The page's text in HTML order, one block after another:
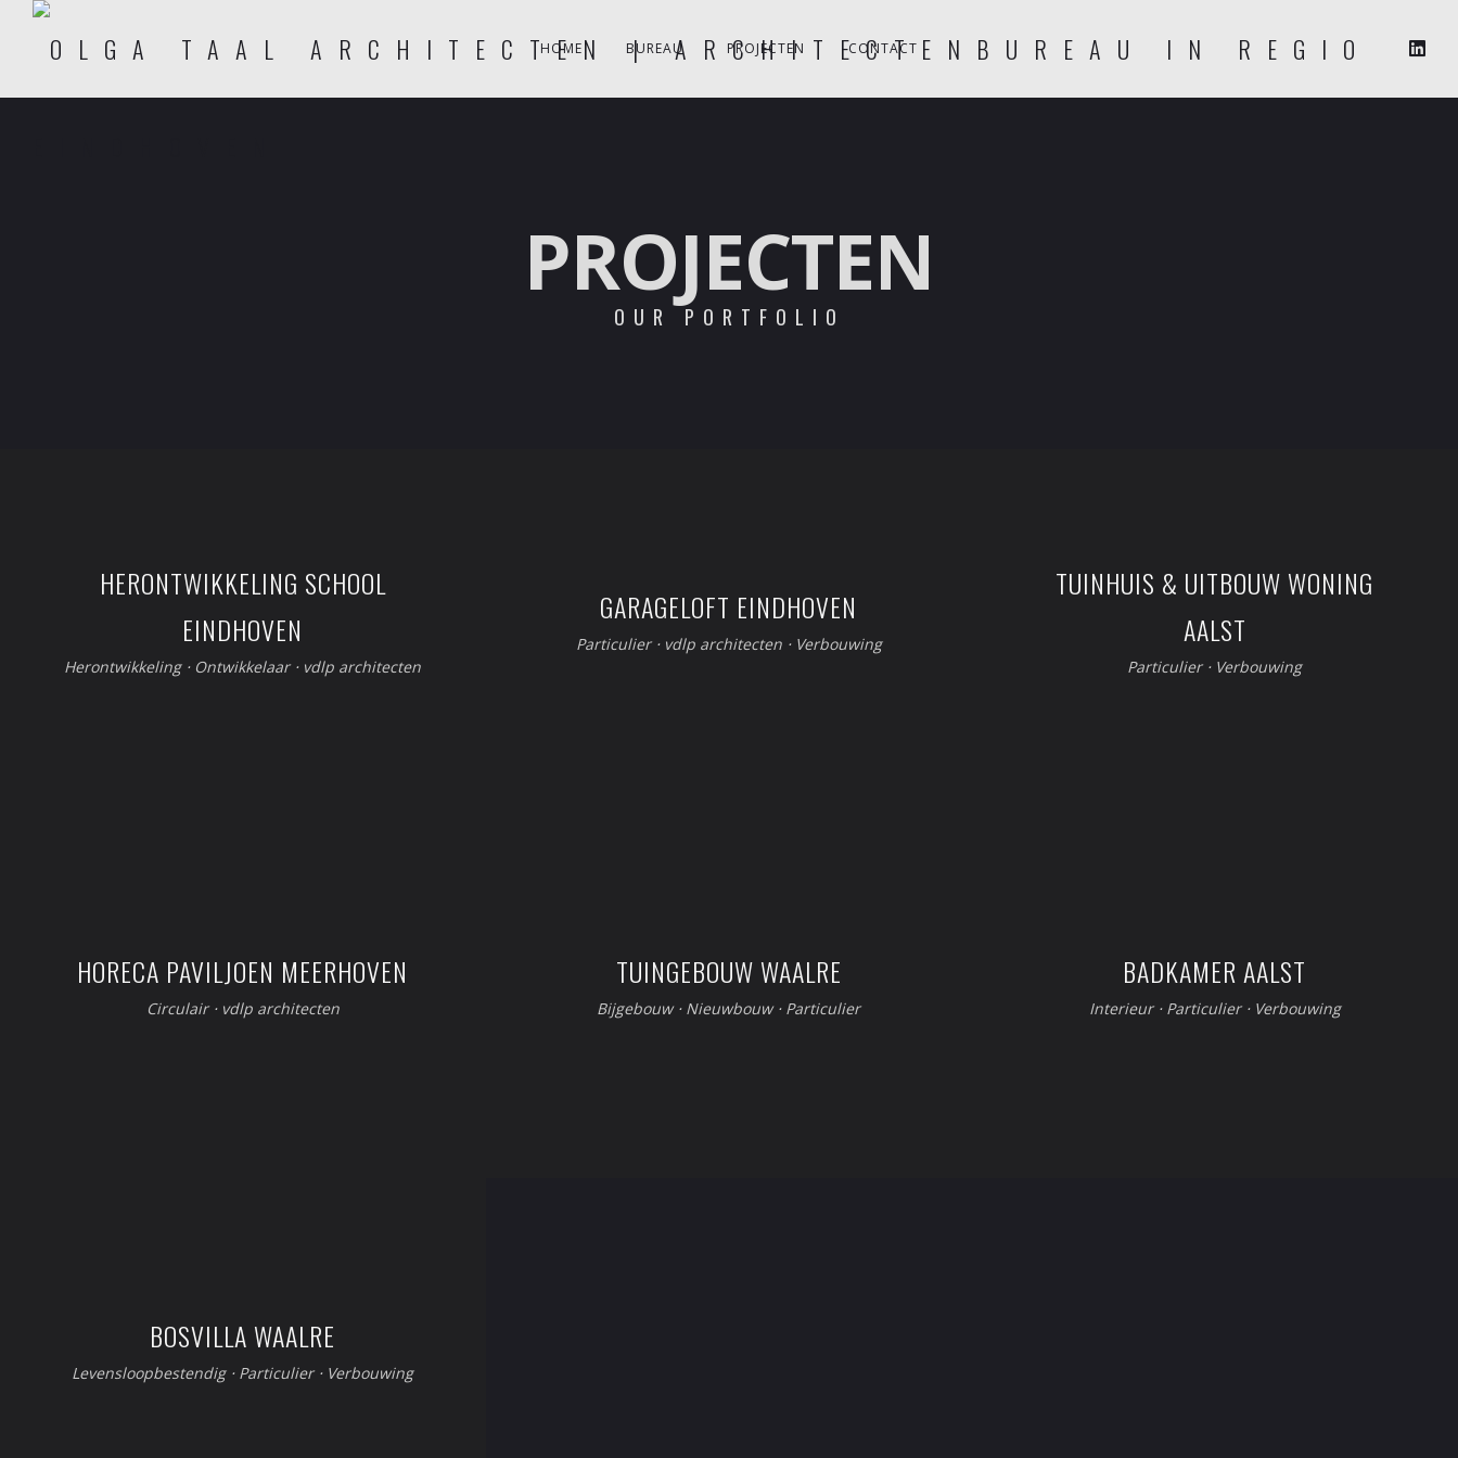
HOME BUREAU PROJECTEN CONTACT
PROJECTEN
OUR PORTFOLIO
HERONTWIKKELING SCHOOL
EINDHOVEN
Herontwikkeling⋅ Ontwikkelaar⋅ vdlp architecten
GARAGELOFT EINDHOVEN
Particulier⋅ vdlp architecten⋅ Verbouwing
TUINHUIS & UITBOUW WONING
AALST
Particulier⋅ Verbouwing
HORECA PAVILJOEN MEERHOVEN
Circulair⋅ vdlp architecten
TUINGEBOUW WAALRE
Bijgebouw⋅ Nieuwbouw⋅ Particulier
BADKAMER AALST
Interieur⋅ Particulier⋅ Verbouwing
BOSVILLA WAALRE
Levensloopbestendig⋅ Particulier⋅ Verbouwing